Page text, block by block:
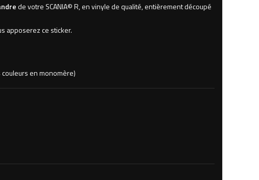
de votre SCANIA© R, en vinyle de qualité, entièrement découpé
apposerez ce sticker.
en monomère)